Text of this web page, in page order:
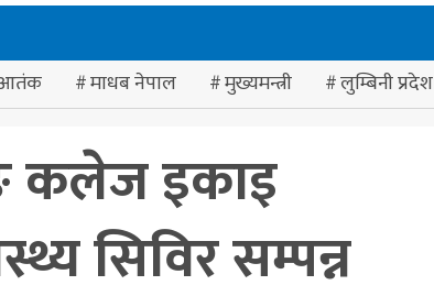
आतंक माधब नेपाल मुख्यमन्त्री लुम्बिनी प्रदेश
कलेज इकाइ
सिविर सम्पन्न